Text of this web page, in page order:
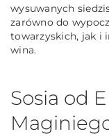
wysuwanych
zarówno do
towarzyskich, jak i
wina.
Sosia od